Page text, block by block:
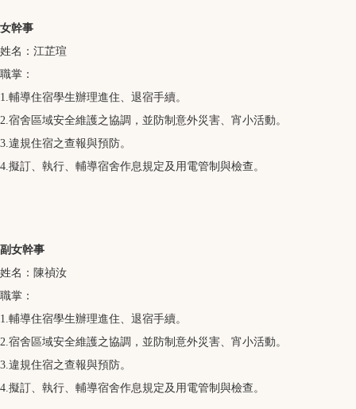
女幹事
姓名：江芷瑄
職掌：
1.輔導住宿學生辦理進住、退宿手續。
2.宿舍區域安全維護之協調，並防制意外災害、宵小活動。
3.違規住宿之查報與預防。
4.擬訂、執行、輔導宿舍作息規定及用電管制與檢查。
副女幹事
姓名：陳禎汝
職掌：
1.輔導住宿學生辦理進住、退宿手續。
2.宿舍區域安全維護之協調，並防制意外災害、宵小活動。
3.違規住宿之查報與預防。
4.擬訂、執行、輔導宿舍作息規定及用電管制與檢查。